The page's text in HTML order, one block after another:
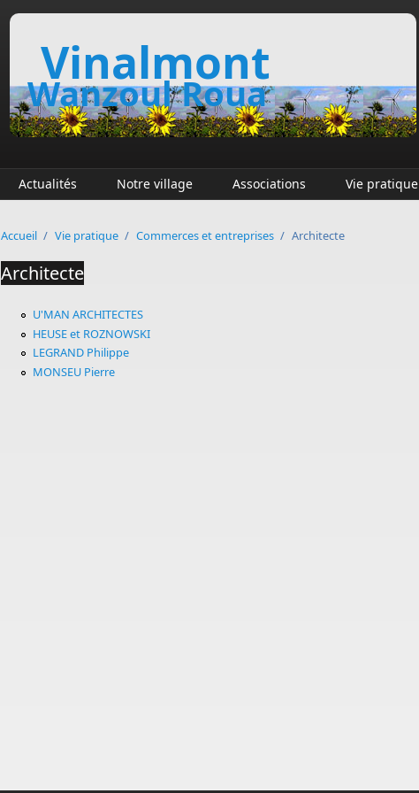
Vinalmont
Wanzoul Roua
Actualités Notre village Associations Vie pratique
Accueil / Vie pratique / Commerces et entreprises / Architecte
Architecte
U'MAN ARCHITECTES
HEUSE et ROZNOWSKI
LEGRAND Philippe
MONSEU Pierre